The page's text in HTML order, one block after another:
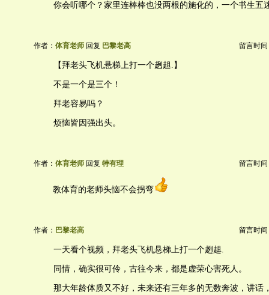
你会听哪个？家里连棒棒也没两根的施化的，一个书生五
作者： 体育老师 回复 巴黎老高 留言时间
【拜老头飞机悬梯上打一个趔趄.】
不是一个是三个！
拜老容易吗？
烦恼皆因强出头。
作者： 体育老师 回复 特有理 留言时间
教体育的老师头恼不会拐弯
作者： 巴黎老高 留言时间
一天看个视频，拜老头飞机悬梯上打一个趔趄.
同情，确实很可伶，古往今来，都是虚荣心害死人。
那大年龄体质又不好，未来还有三年多的无数奔波，讲话